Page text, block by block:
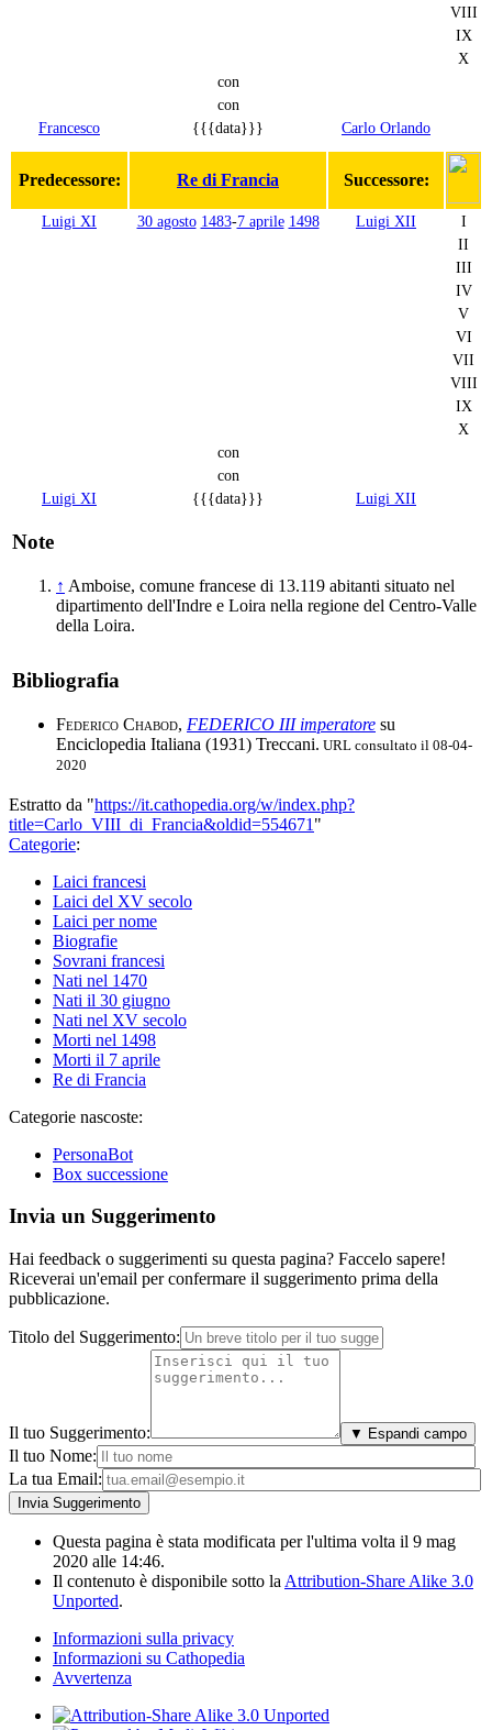
VIII
IX
X
con
con
Francesco
{{{data}}} Carlo Orlando
Predecessore: Re di Francia Successore:
Luigi XI 30 agosto 1483-7 aprile 1498 Luigi XII
I
II
III
IV
V
VI
VII
VIII
IX
X
con
con
Luigi XI
{{{data}}} Luigi XII
Note
↑ Amboise, comune francese di 13.119 abitanti situato nel
dipartimento dell'Indre e Loira nella regione del Centro-Valle
della Loira.
Bibliografia
Federico Chabod, FEDERICO III imperatore su
Enciclopedia Italiana (1931) Treccani. URL consultato il 08-04-
2020
Estratto da "https://it.cathopedia.org/w/index.php?
title=Carlo_VIII_di_Francia&oldid=554671 "
Categorie:
Laici francesi
Laici del XV secolo
Laici per nome
Biografie
Sovrani francesi
Nati nel 1470
Nati il 30 giugno
Nati nel XV secolo
Morti nel 1498
Morti il 7 aprile
Re di Francia
Categorie nascoste:
PersonaBot
Box successione
Invia un Suggerimento
Hai feedback o suggerimenti su questa pagina? Faccelo sapere!
Riceverai un'email per confermare il suggerimento prima della
pubblicazione.
Titolo del Suggerimento:
Il tuo Suggerimento: ▼ Espandi campo
Il tuo Nome:
La tua Email:
Questa pagina è stata modificata per l'ultima volta il 9 mag
2020 alle 14:46.
Il contenuto è disponibile sotto la Attribution-Share Alike 3.0
Unported.
Informazioni sulla privacy
Informazioni su Cathopedia
Avvertenza